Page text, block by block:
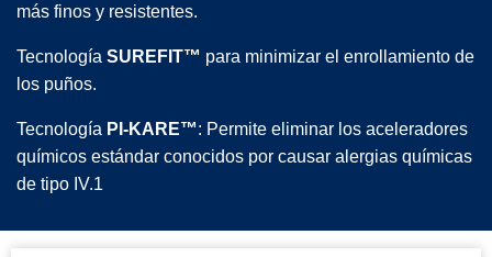
más finos y resistentes.
Tecnología SUREFIT™ para minimizar el enrollamiento de
los puños.
Tecnología PI-KARE™: Permite eliminar los aceleradores
químicos estándar conocidos por causar alergias químicas
de tipo IV.1